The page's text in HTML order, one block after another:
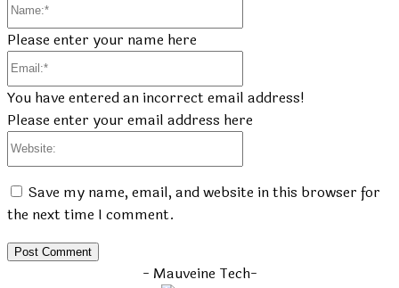
Please enter your name here
You have entered an incorrect email address!
Please enter your email address here
Save my name, email, and website in this browser for
the next time I comment.
- Mauveine Tech-